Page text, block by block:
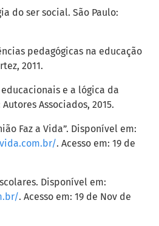
do ser social. São Paulo:
pedagógicas na educação
2011.
educacionais e a lógica da
Associados, 2015.
Faz a Vida”. Disponível em:
. Acesso em: 19 de
Disponível em:
. Acesso em: 19 de Nov de